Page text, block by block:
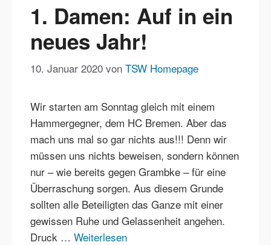
1. Damen: Auf in ein
neues Jahr!
10. Januar 2020 von TSW Homepage
Wir starten am Sonntag gleich mit einem
Hammergegner, dem HC Bremen. Aber das
mach uns mal so gar nichts aus!!! Denn wir
müssen uns nichts beweisen, sondern können
nur – wie bereits gegen Grambke – für eine
Überraschung sorgen. Aus diesem Grunde
sollten alle Beteiligten das Ganze mit einer
gewissen Ruhe und Gelassenheit angehen.
Druck … Weiterlesen